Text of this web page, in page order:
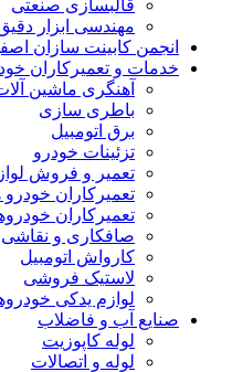
قالبسازی صنعتی
مهندسی ابزار
انجمن کابینت سازان
خدمات و تعمیرکاران
آهنگری ماشین
باطری سازی
برق اتومبیل
تزئینات خودرو
تعمیر و فروش
تعمیرکاران
تعمیرکاران
صافکاری و نقاشی
کارواش اتومبیل
لاستیک فروشی
لوازم یدکی
صنایع آب و فاضلاب
لوله کاپوزیت
لوله و اتصالات